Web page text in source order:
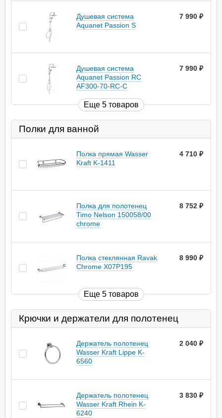
Душевая система
Aquanet Passion S
7 990
Душевая система
Aquanet Passion RC
AF300-70-RC-С
7 990
Еще 5 товаров
Полки для ванной
Полка прямая Wasser
Kraft K-1411
4 710
Полка для полотенец
Timo Nelson 150058/00
chrome
8 752
Полка стеклянная Ravak
Chrome X07P195
8 990
Еще 5 товаров
Крючки и держатели для полотенец
Держатель полотенец
Wasser Kraft Lippe K-
6560
2 040
Держатель полотенец
Wasser Kraft Rhein K-
6240
3 830